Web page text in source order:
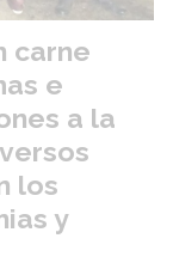
carne
e
a la
los
y